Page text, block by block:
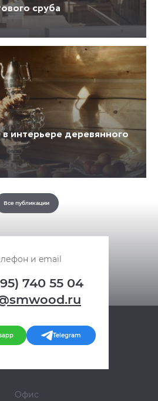
сруба
в интерьере деревянного
Все публикации
и email
740 55 04
Telegram
Офис